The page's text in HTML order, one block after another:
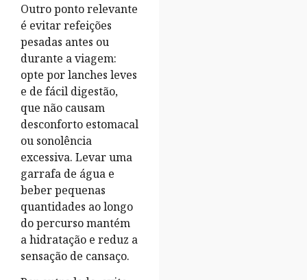
Outro ponto relevante
é evitar refeições
pesadas antes ou
durante a viagem:
opte por lanches leves
e de fácil digestão,
que não causam
desconforto estomacal
ou sonolência
excessiva. Levar uma
garrafa de água e
beber pequenas
quantidades ao longo
do percurso mantém
a hidratação e reduz a
sensação de cansaço.